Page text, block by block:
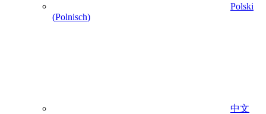
Polski
(Polnisch)
中文